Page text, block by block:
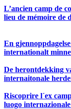
L’ancien camp de
lieu de mémoire de
En
internationalt
De herontdekking
internaitonale
Riscoprire l´ex
luogo